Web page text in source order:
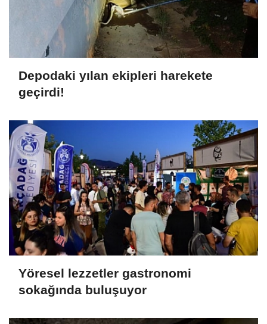
Depodaki yılan ekipleri harekete
geçirdi!
Yöresel lezzetler gastronomi
sokağında buluşuyor